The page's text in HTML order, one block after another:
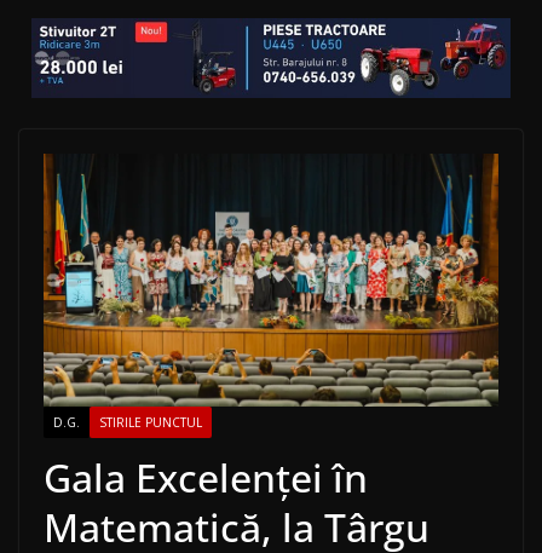
D.G. STIRILE PUNCTUL
Gala Excelenței în
Matematică, la Târgu